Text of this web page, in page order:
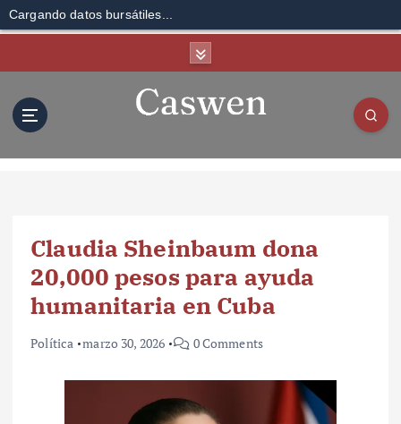
Cargando datos bursátiles...
Claudia Sheinbaum dona
20,000 pesos para ayuda
humanitaria en Cuba
Política marzo 30, 2026 0 Comments